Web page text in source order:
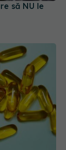
să NU le